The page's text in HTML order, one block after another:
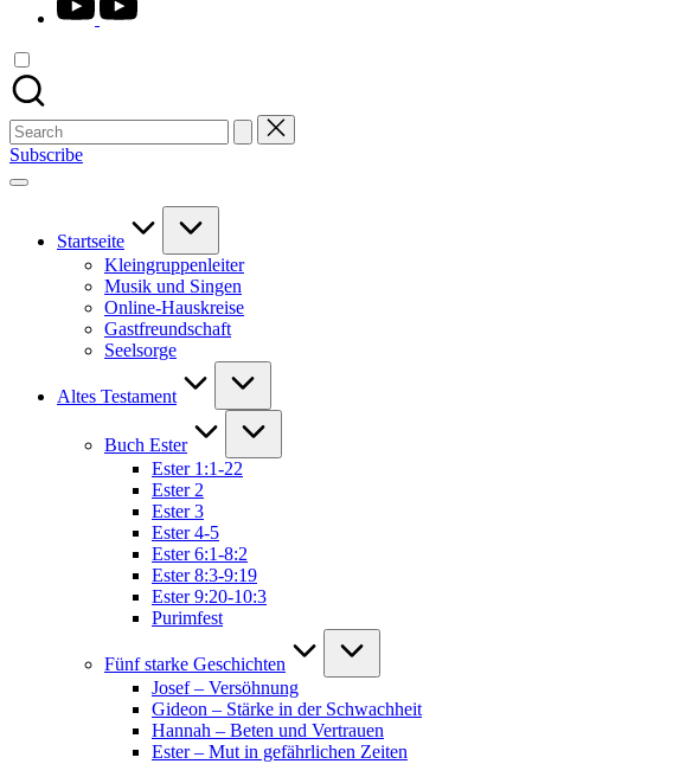
Search
for:
Subscribe
Startseite
Kleingruppenleiter
Musik und Singen
Online-Hauskreise
Gastfreundschaft
Seelsorge
Altes Testament
Buch Ester
Ester 1:1-22
Ester 2
Ester 3
Ester 4-5
Ester 6:1-8:2
Ester 8:3-9:19
Ester 9:20-10:3
Purimfest
Fünf starke Geschichten
Josef – Versöhnung
Gideon – Stärke in der Schwachheit
Hannah – Beten und Vertrauen
Ester – Mut in gefährlichen Zeiten